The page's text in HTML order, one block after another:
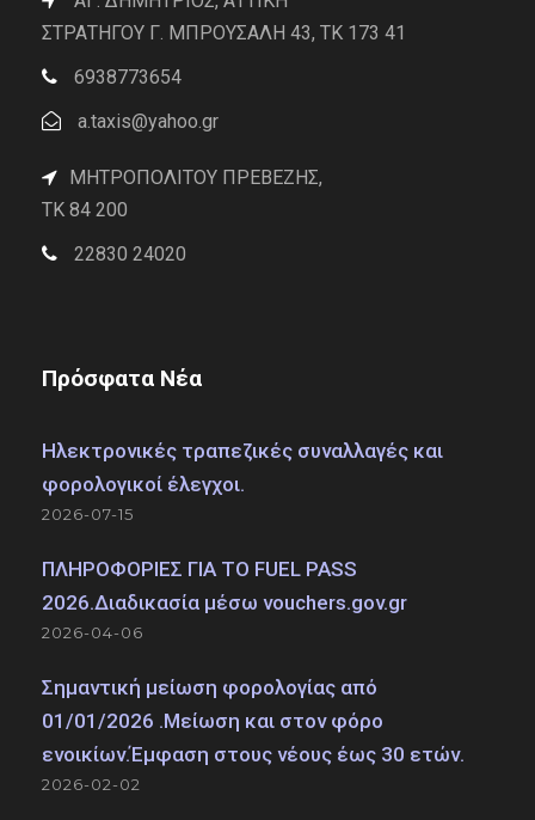
ΣΤΡΑΤΗΓΟΥ Γ. ΜΠΡΟΥΣΑΛΗ 43, ΤΚ 173 41
6938773654
a.taxis@yahoo.gr
ΜΗΤΡΟΠΟΛΙΤΟΥ ΠΡΕΒΕΖΗΣ,
TK 84 200
22830 24020
Πρόσφατα Νέα
Ηλεκτρονικές τραπεζικές συναλλαγές και
φορολογικοί έλεγχοι.
2026-07-15
ΠΛΗΡΟΦΟΡΙΕΣ ΓΙΑ ΤΟ FUEL PASS
2026.Διαδικασία μέσω vouchers.gov.gr
2026-04-06
Σημαντική μείωση φορολογίας από
01/01/2026 .Μείωση και στον φόρο
ενοικίων.Έμφαση στους νέους έως 30 ετών.
2026-02-02